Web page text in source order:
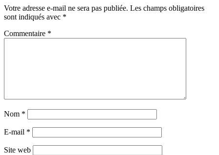
Votre adresse e-mail ne sera pas publiée. Les champs obligatoires
sont indiqués avec *
Commentaire *
Nom *
E-mail *
Site web